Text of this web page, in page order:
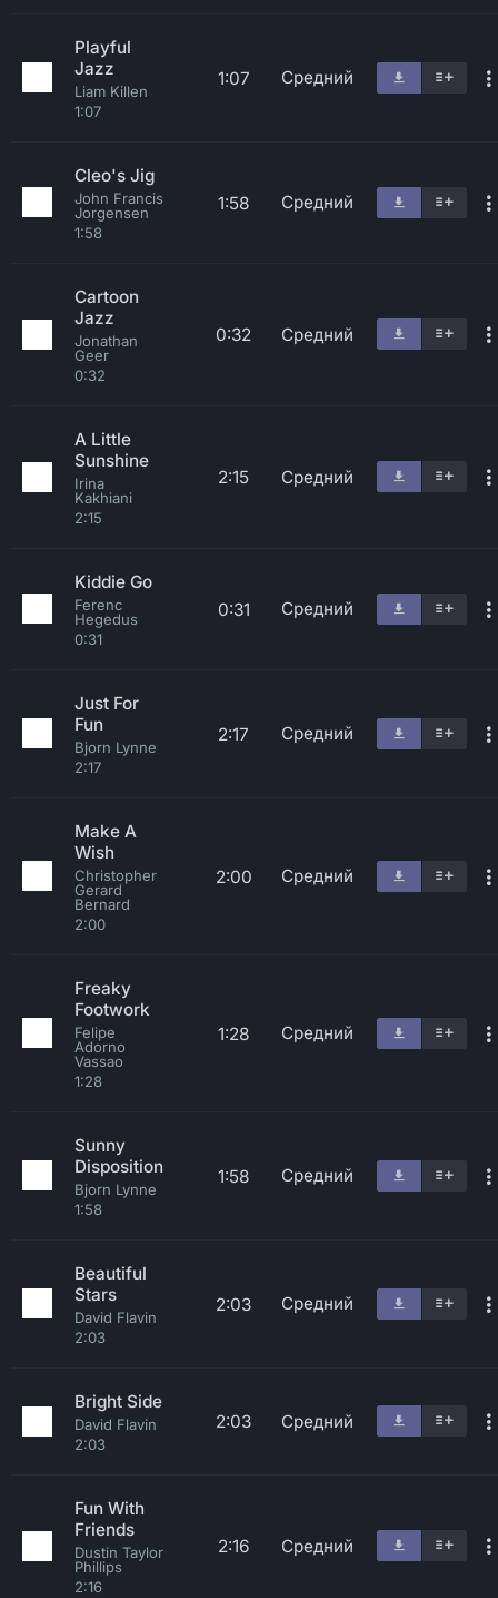
Playful
Jazz
Liam Killen
1:07
1:07 Средний
Cleo's Jig
John Francis
Jorgensen
1:58
1:58 Средний
Cartoon
Jazz
Jonathan
Geer
0:32
0:32 Средний
A Little
Sunshine
Irina
Kakhiani
2:15
2:15 Средний
Kiddie Go
Ferenc
Hegedus
0:31
0:31 Средний
Just For
Fun
Bjorn Lynne
2:17
2:17 Средний
Make A
Wish
Christopher
Gerard
Bernard
2:00
2:00 Средний
Freaky
Footwork
Felipe
Adorno
Vassao
1:28
1:28 Средний
Sunny
Disposition
Bjorn Lynne
1:58
1:58 Средний
Beautiful
Stars
David Flavin
2:03
2:03 Средний
Bright Side
David Flavin
2:03
2:03 Средний
Fun With
Friends
Dustin Taylor
Phillips
2:16
2:16 Средний